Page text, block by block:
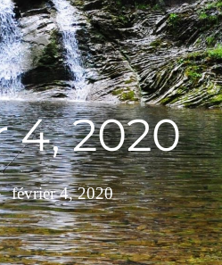
4, 2020
février 4, 2020